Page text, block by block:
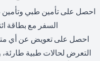
احصل على تأمين طبي
السفر مع بطاقة
احصل على تعويض عن أي
التعرض لحالات طبية طارئة،